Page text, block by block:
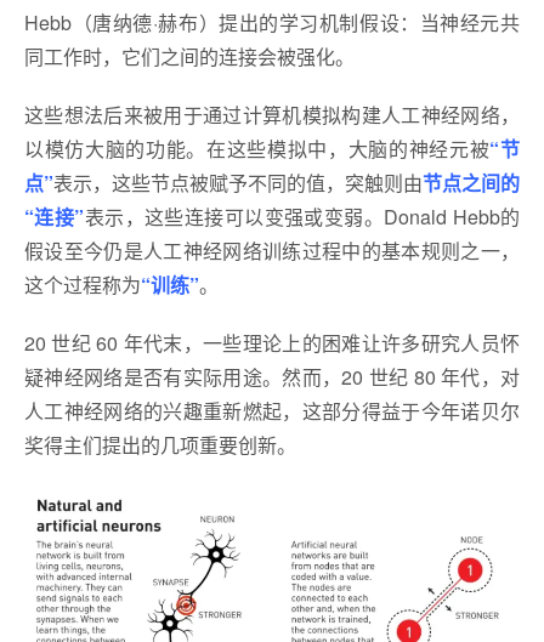
Hebb（唐纳德·赫布）提出的学习机制假设：当神经元共
同工作时，它们之间的连接会被强化。
这些想法后来被用于通过计算机模拟构建人工神经网络，
以模仿大脑的功能。在这些模拟中，大脑的神经元被“节
点”表示，这些节点被赋予不同的值，突触则由节点之间的
“连接”表示，这些连接可以变强或变弱。Donald Hebb的
假设至今仍是人工神经网络训练过程中的基本规则之一，
这个过程称为“训练”。
20 世纪 60 年代末，一些理论上的困难让许多研究人员怀
疑神经网络是否有实际用途。然而，20 世纪 80 年代，对
人工神经网络的兴趣重新燃起，这部分得益于今年诺贝尔
奖得主们提出的几项重要创新。